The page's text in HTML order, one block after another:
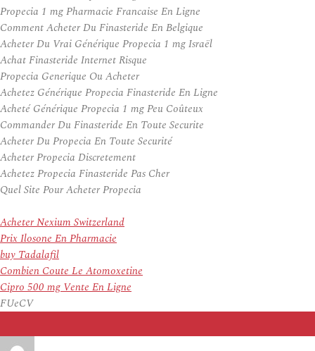
Propecia 1 mg Pharmacie Francaise En Ligne
Comment Acheter Du Finasteride En Belgique
Acheter Du Vrai Générique Propecia 1 mg Israël
Achat Finasteride Internet Risque
Propecia Generique Ou Acheter
Achetez Générique Propecia Finasteride En Ligne
Acheté Générique Propecia 1 mg Peu Coûteux
Commander Du Finasteride En Toute Securite
Acheter Du Propecia En Toute Securité
Acheter Propecia Discretement
Achetez Propecia Finasteride Pas Cher
Quel Site Pour Acheter Propecia
Acheter Nexium Switzerland
Prix Ilosone En Pharmacie
buy Tadalafil
Combien Coute Le Atomoxetine
Cipro 500 mg Vente En Ligne
FUeCV